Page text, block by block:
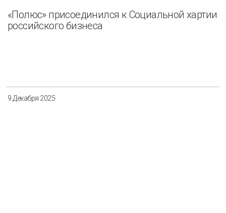
«Полюс» присоединился к Социальной хартии
российского бизнеса
9 Декабря 2025